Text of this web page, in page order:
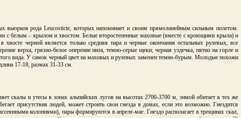
рода Leucosticte, которых напоминает и своим прямолинейным сильным полетом.
с белым – крылом и хвостом. Белые второстепенные маховые (вместе с кроющими крыла) и
черной является только средняя пара и черные окончания остальных рулевых, все
верха, грязно-белое оперение низа, темно-серые щеки; черная уздечка, пятно на горле и
вида. У самок черный цвет на маховых и рулевых заменен темно-бурым. Молодые похожи
17-18, размах 31-33 см.
скалы и утесы в зонах альпийских лугов на высотах 2700-3700 м, зимой обитает в тех же
присутствия людей, может строить свои гнезда в домах, если это возможно. Гнездится
колониями), пары формируются в апреле-мае. Гнездо располагает в трещинах скал,